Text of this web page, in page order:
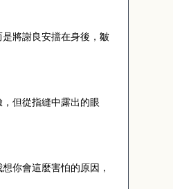
將謝良安擋在身後，皺
但從指縫中露出的眼
你會這麼害怕的原因，